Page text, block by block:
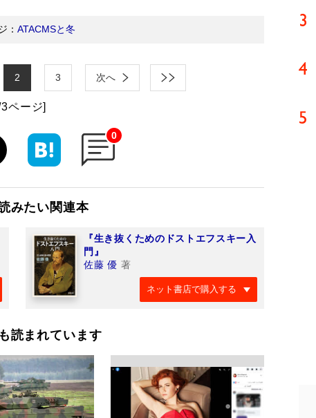
： ATACMSと冬
2 3 次へ
ページ]
0
みたい関連本
『生き抜くためのドストエフスキー入
門』
佐藤 優 著
ネット書店で購入する
読まれています